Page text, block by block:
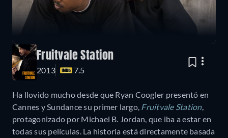
Fruitvale Station
2013 7.5
Ha llovido mucho desde que Ryan Coogler presentó en
Cannes y Sundance su primer largo, Fruitvale Station,
protagonizado por Michael B. Jordan, que iba a estar en
todas sus películas. La historia está directamente basada